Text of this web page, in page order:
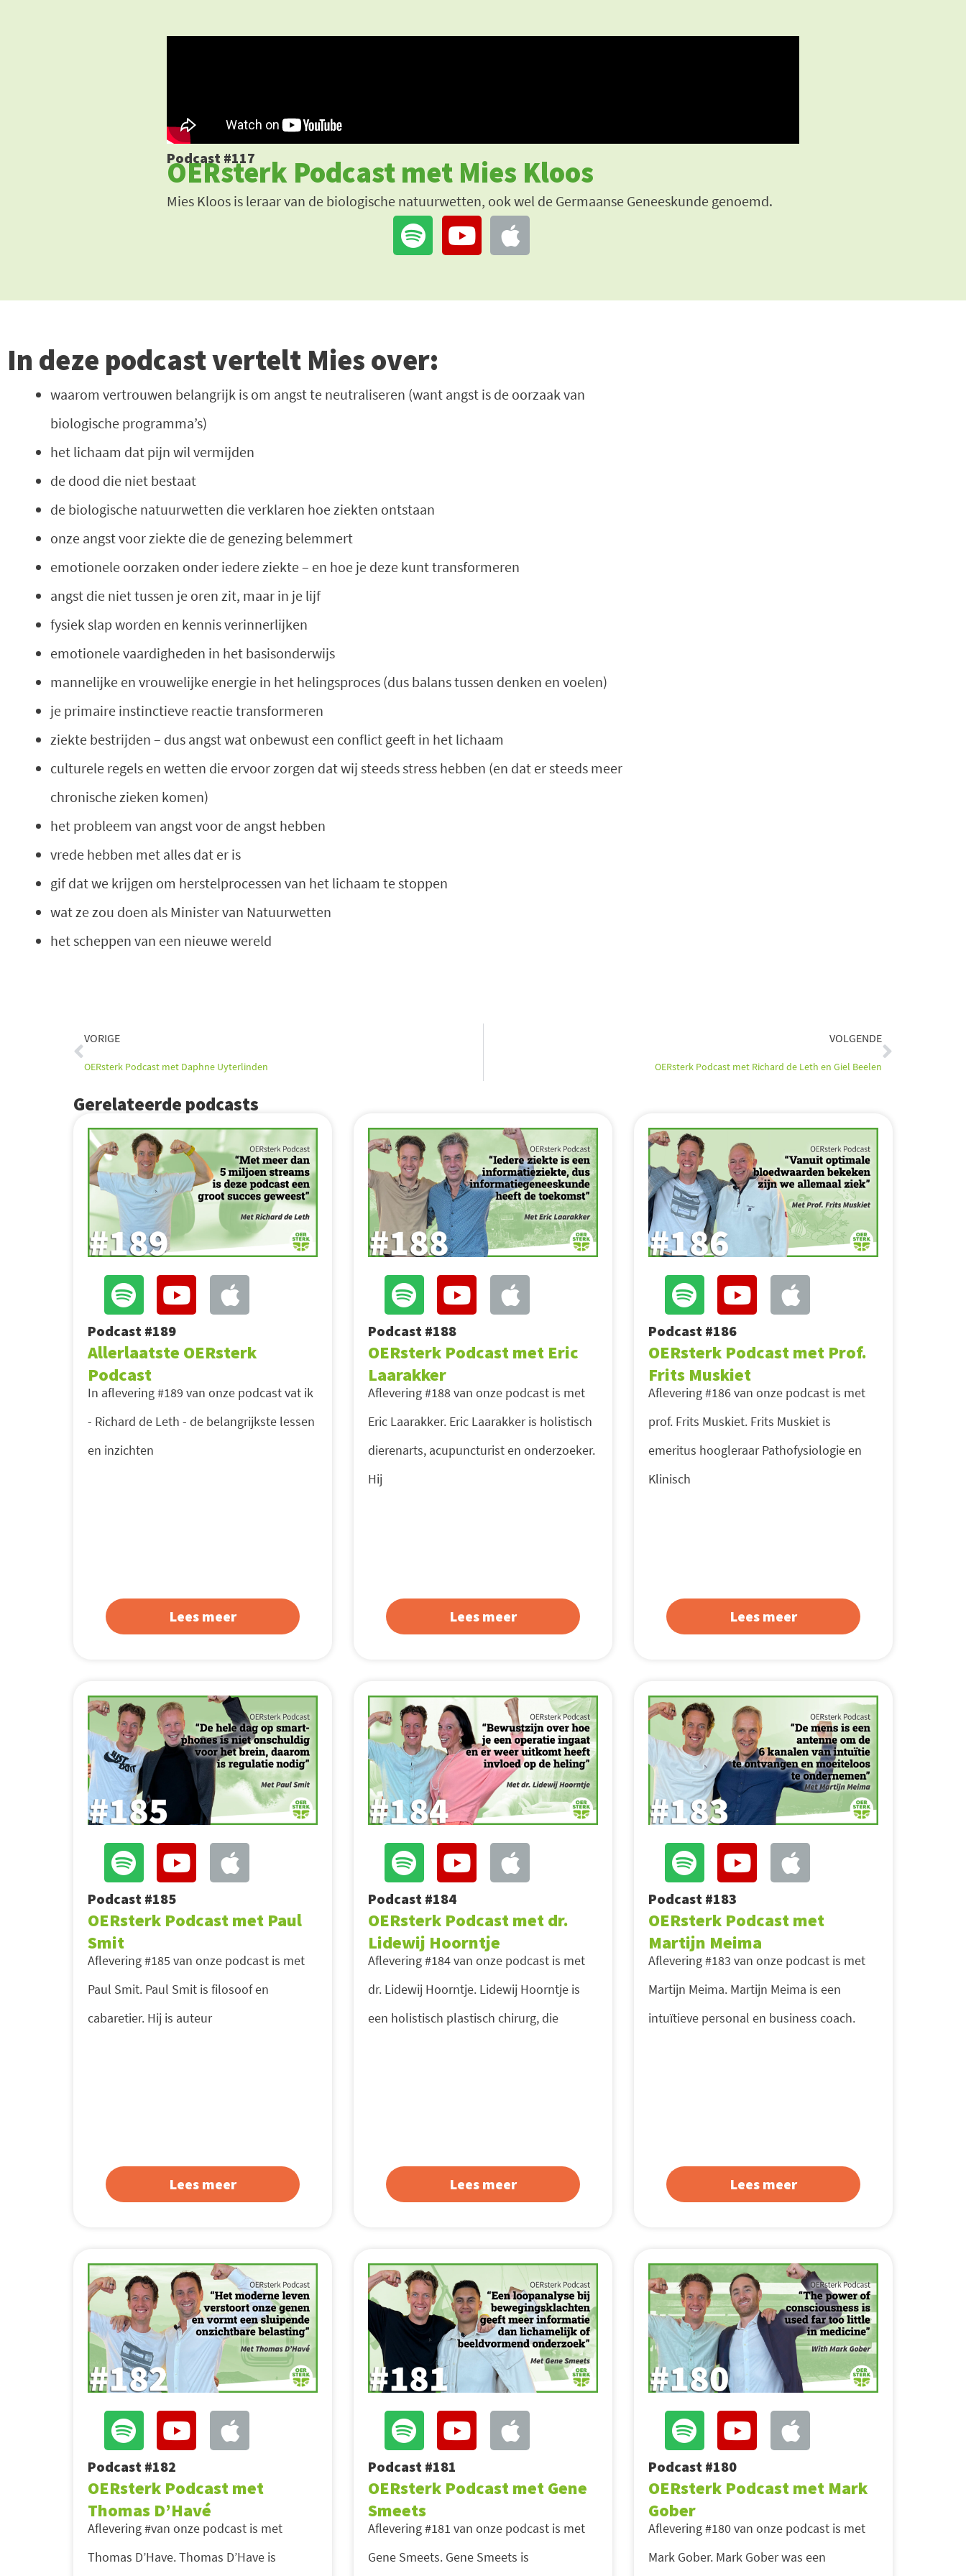
Podcast #117
OERsterk Podcast met Mies Kloos
Mies Kloos is leraar van de biologische natuurwetten, ook wel de Germaanse Geneeskunde genoemd.
In deze podcast vertelt Mies over:
waarom vertrouwen belangrijk is om angst te neutraliseren (want angst is de oorzaak van
biologische programma’s)
het lichaam dat pijn wil vermijden
de dood die niet bestaat
de biologische natuurwetten die verklaren hoe ziekten ontstaan
onze angst voor ziekte die de genezing belemmert
emotionele oorzaken onder iedere ziekte – en hoe je deze kunt transformeren
angst die niet tussen je oren zit, maar in je lijf
fysiek slap worden en kennis verinnerlijken
emotionele vaardigheden in het basisonderwijs
mannelijke en vrouwelijke energie in het helingsproces (dus balans tussen denken en voelen)
je primaire instinctieve reactie transformeren
ziekte bestrijden – dus angst wat onbewust een conflict geeft in het lichaam
culturele regels en wetten die ervoor zorgen dat wij steeds stress hebben (en dat er steeds meer
chronische zieken komen)
het probleem van angst voor de angst hebben
vrede hebben met alles dat er is
gif dat we krijgen om herstelprocessen van het lichaam te stoppen
wat ze zou doen als Minister van Natuurwetten
het scheppen van een nieuwe wereld
Vorige
VORIGE
OERsterk Podcast met Daphne Uyterlinden
VOLGENDE
OERsterk Podcast met Richard de Leth en Giel Beelen
Volgende
Gerelateerde podcasts
Podcast #189
Allerlaatste OERsterk
Podcast
In aflevering #189 van onze podcast vat ik
- Richard de Leth - de belangrijkste lessen
en inzichten
Lees meer
Podcast #188
OERsterk Podcast met Eric
Laarakker
Aflevering #188 van onze podcast is met
Eric Laarakker. Eric Laarakker is holistisch
dierenarts, acupuncturist en onderzoeker.
Hij
Lees meer
Podcast #186
OERsterk Podcast met Prof.
Frits Muskiet
Aflevering #186 van onze podcast is met
prof. Frits Muskiet. Frits Muskiet is
emeritus hoogleraar Pathofysiologie en
Klinisch
Lees meer
Podcast #185
OERsterk Podcast met Paul
Smit
Aflevering #185 van onze podcast is met
Paul Smit. Paul Smit is filosoof en
cabaretier. Hij is auteur
Lees meer
Podcast #184
OERsterk Podcast met dr.
Lidewij Hoorntje
Aflevering #184 van onze podcast is met
dr. Lidewij Hoorntje. Lidewij Hoorntje is
een holistisch plastisch chirurg, die
Lees meer
Podcast #183
OERsterk Podcast met
Martijn Meima
Aflevering #183 van onze podcast is met
Martijn Meima. Martijn Meima is een
intuïtieve personal en business coach.
Lees meer
Podcast #182
OERsterk Podcast met
Thomas D’Havé
Aflevering #van onze podcast is met
Thomas D’Have. Thomas D’Have is
Podcast #181
OERsterk Podcast met Gene
Smeets
Aflevering #181 van onze podcast is met
Gene Smeets. Gene Smeets is
Podcast #180
OERsterk Podcast met Mark
Gober
Aflevering #180 van onze podcast is met
Mark Gober. Mark Gober was een